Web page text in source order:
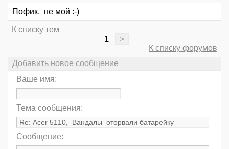
Пофик, не мой :-)
К списку тем
1
>
К списку форумов
Добавить новое сообщение
Ваше имя:
Тема сообщения:
Сообщение: